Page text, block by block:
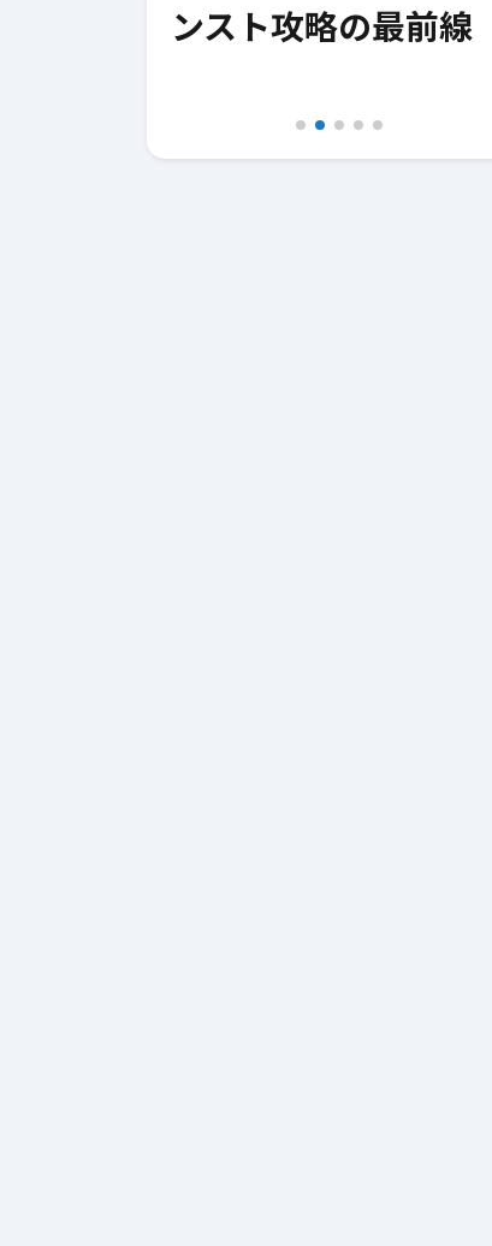
ンスト攻略の最前線